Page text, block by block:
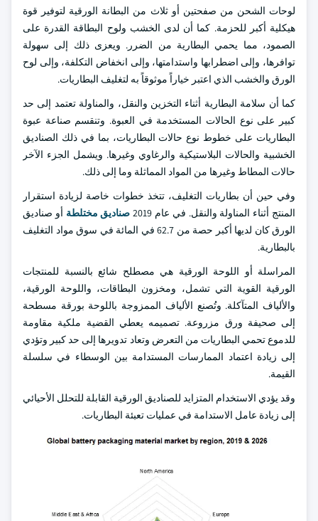
لوحات الشحن من صفحتين أو ثلاث من البطانة الورقية لتوفير قوة
هيكلية أكبر للحزمة. كما أن لدى الخشب ولوح البطاقة القدرة على
الصمود، مما يحمي البطارية من الضرر. ويعزى ذلك إلى سهولة
توافرها، وإلى اضطرابها واستدامتها، وإلى انخفاض التكلفة، وإلى لوح
الورق والخشب الذي اعتبر خياراً موثوقاً به لتغليف البطاريات.
كما أن سلامة البطارية أثناء التخزين والنقل، والمناولة تعتمد إلى حد
كبير على نوع الحالات المستخدمة في العبوة. وتنقسم صناعة عبوة
البطاريات على خطوط نوع حالات البطاريات، بما في ذلك الصناديق
الخشبية والحالات البلاستيكية والرغاوي وغيرها. ويشمل الجزء الآخر
حالات المطاط وغيرها من المواد المماثلة وما إلى ذلك.
وفي حين أن بطاريات التغليف، تتخذ خطوات خاصة لزيادة استقرار
المنتج أثناء المناولة والنقل. في عام 2019
صناديق مختلطة أو صناديق
الورق كان لديها أكبر حصة من 62.7 في المائة في سوق مواد التغليف
بالبطارية.
المراسلة أو اللوحة الورقية هي مصطلح شائع بالنسبة للمنتجات
الورقية القوية التي تشمل، ومخزون البطاقات، واللوحة الورقية،
والألياف المتآكلة. وتُصنع الألياف الممزوجة باللوحة بورقة مسطحة
إلى صحيفة ورق مزروعة. تصميمه يعطي القضية ملكية مقاومة
للدموع تحمي البطاريات من التعرض وتعاد تدويرها إلى حد كبير وتؤدي
إلى زيادة اعتماد الممارسات المستدامة بين الوسطاء في سلسلة
القيمة.
وقد يؤدي الاستخدام المتزايد للصناديق الورقية القابلة للتحلل الأحيائي
إلى زيادة عامل الاستدامة في عمليات تعبئة البطاريات.